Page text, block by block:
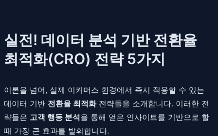
실전! 데이터 분석 기반 전환율
최적화(CRO) 전략 5가지
이론을 넘어, 실제 이커머스 환경에서 즉시 적용할 수 있는
데이터 기반 전환율 최적화전략들을 소개합니다. 이러한 전
략들은 고객 행동 분석을 통해 얻은 인사이트를 기반으로 할
때 가장 큰 효과를 발휘합니다.